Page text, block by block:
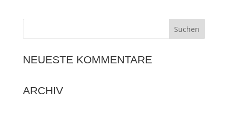
NEUESTE KOMMENTARE
ARCHIV